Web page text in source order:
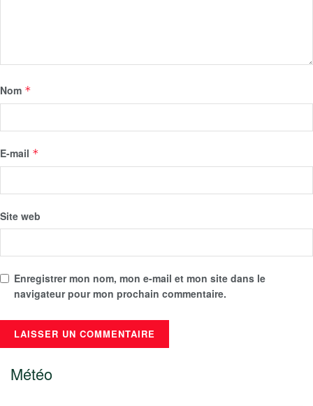
Nom *
E-mail *
Site web
Enregistrer mon nom, mon e-mail et mon site dans le
navigateur pour mon prochain commentaire.
Météo